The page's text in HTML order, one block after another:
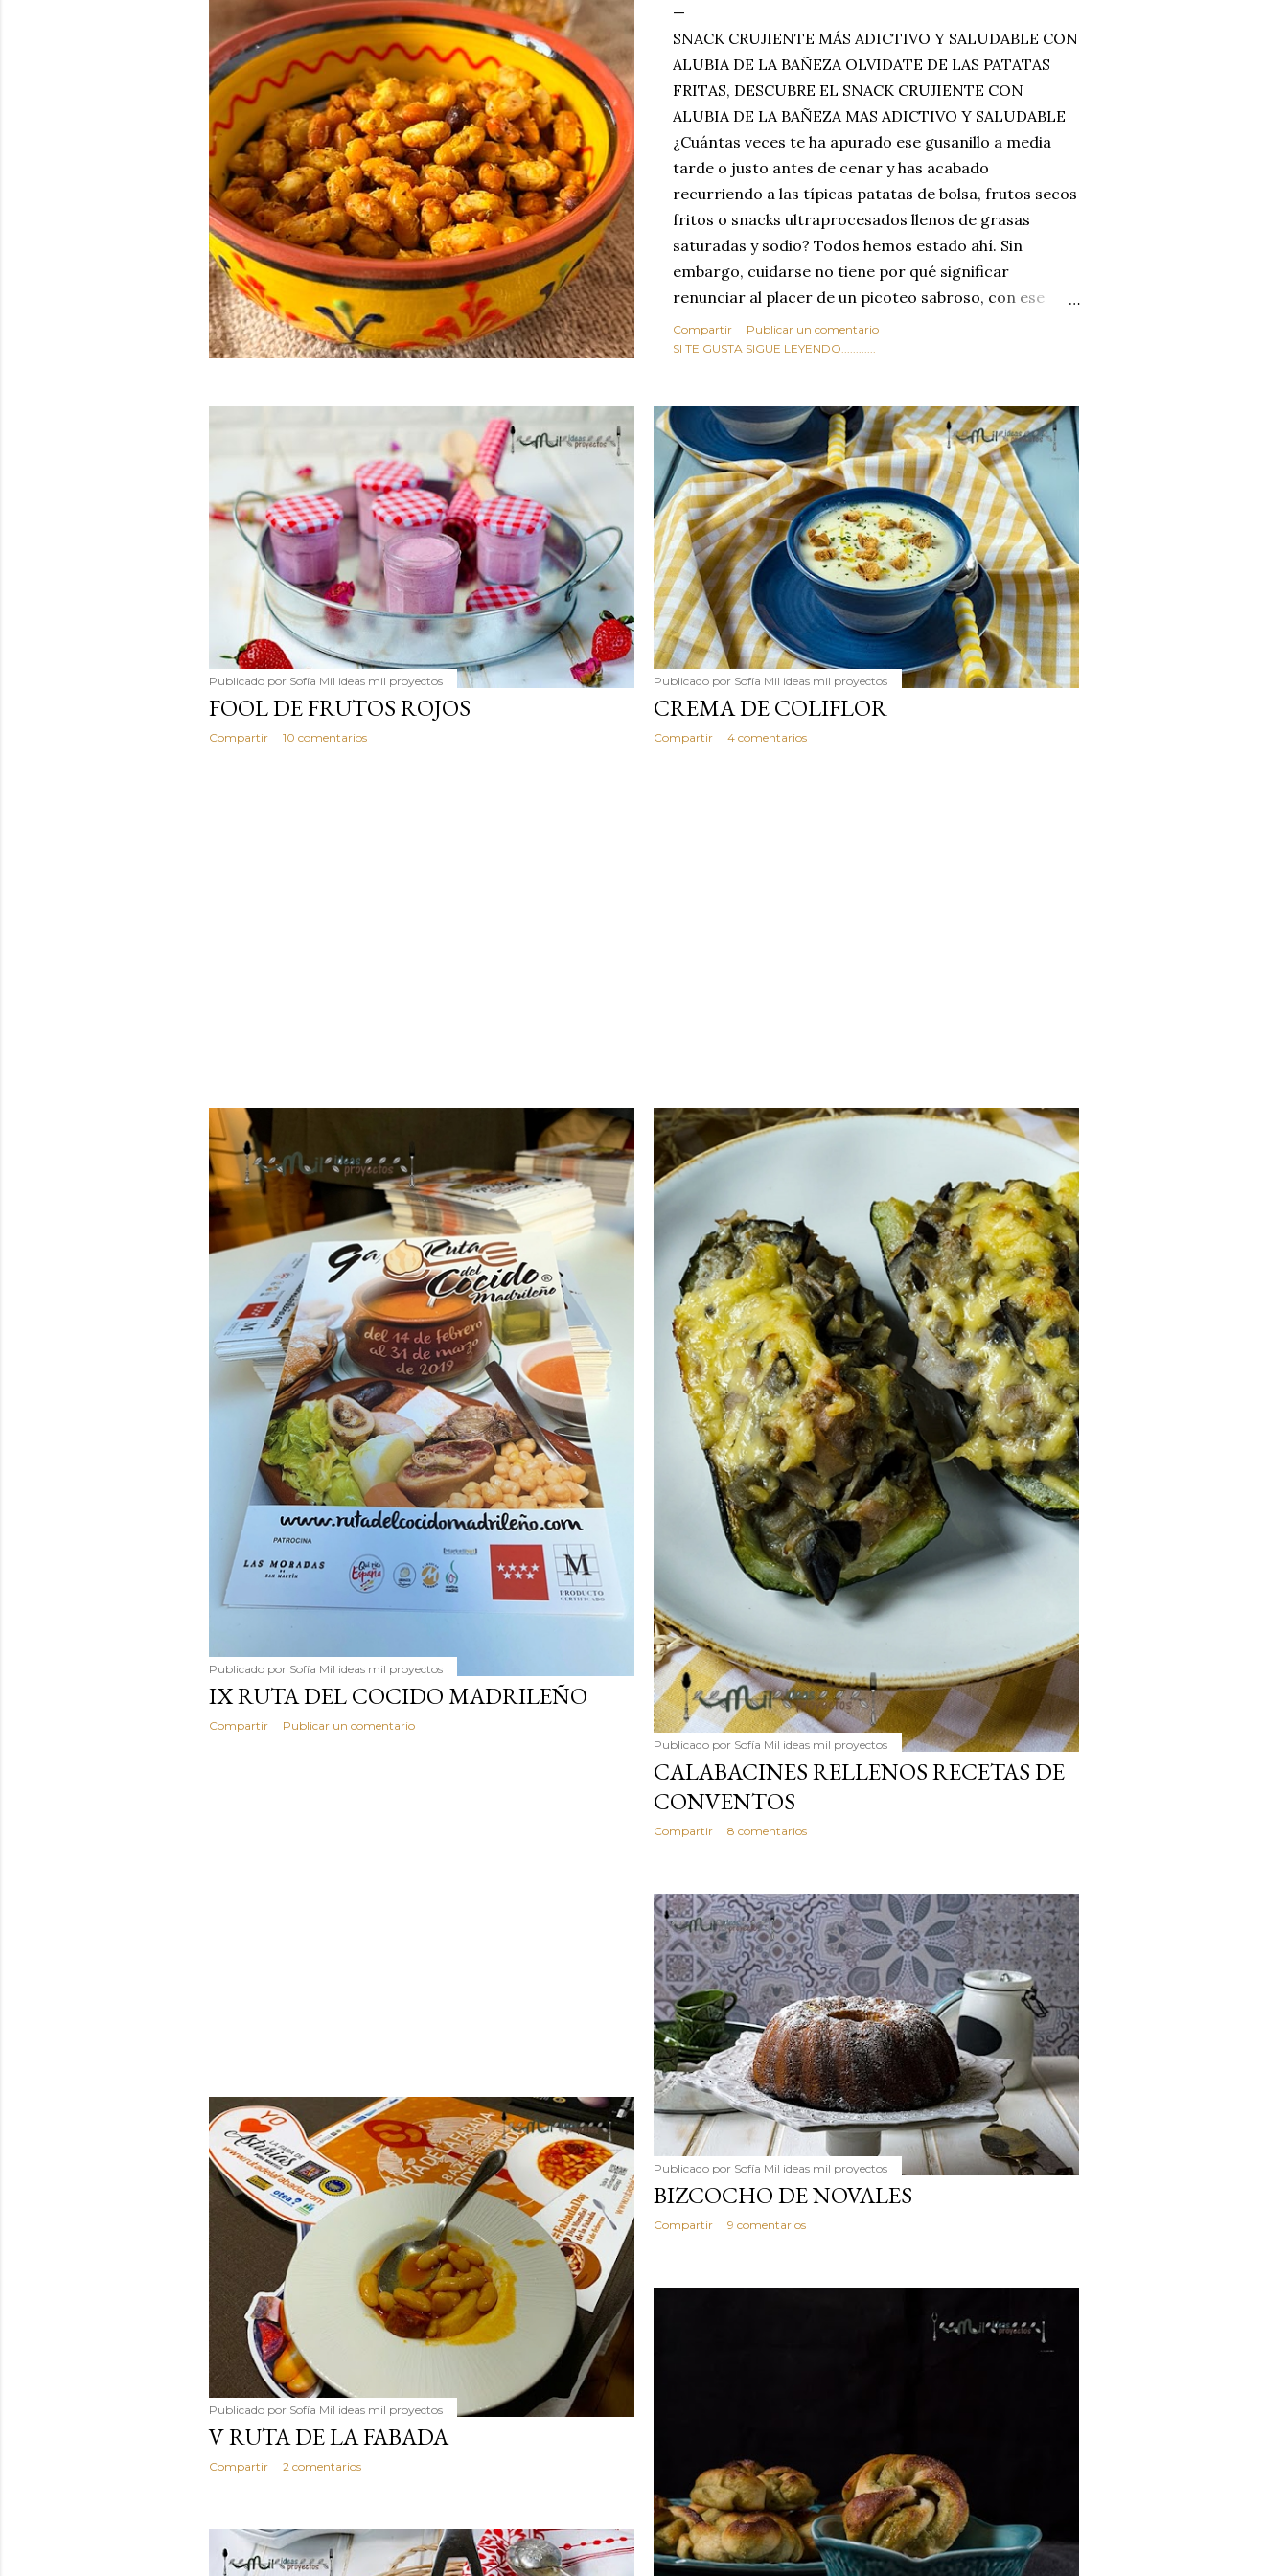
SNACK CRUJIENTE MÁS ADICTIVO Y SALUDABLE CON
ALUBIA DE LA BAÑEZA OLVIDATE DE LAS PATATAS
FRITAS, DESCUBRE EL SNACK CRUJIENTE CON
ALUBIA DE LA BAÑEZA MAS ADICTIVO Y SALUDABLE
¿Cuántas veces te ha apurado ese gusanillo a media
tarde o justo antes de cenar y has acabado
recurriendo a las típicas patatas de bolsa, frutos secos
fritos o snacks ultraprocesados llenos de grasas
saturadas y sodio? Todos hemos estado ahí. Sin
embargo, cuidarse no tiene por qué significar
renunciar al placer de un picoteo sabroso, con ese
toque tostado y crujiente que tanto nos satisface.
Estas alubias crujientes al horno van a cambiar por
tradicionales y copiosos de invierno. Con esta receta
simple pero revolucionaria, transformaremos un
ingrediente tan humilde como la alubia de La Bañeza
en un snack ligero, dorado, cargado de proteína y
100% natural. Es el sustituto perfecto a los frutos se...
Compartir
Publicar un comentario
SI TE GUSTA SIGUE LEYENDO............
Publicado por Sofía Mil ideas mil proyectos
FOOL DE FRUTOS ROJOS
Compartir 10 comentarios
Publicado por Sofía Mil ideas mil proyectos
CREMA DE COLIFLOR
Compartir 4 comentarios
Publicado por Sofía Mil ideas mil proyectos
IX RUTA DEL COCIDO MADRILEÑO
Compartir
Publicar un comentario
Publicado por Sofía Mil ideas mil proyectos
CALABACINES RELLENOS RECETAS DE
CONVENTOS
Compartir 8 comentarios
Publicado por Sofía Mil ideas mil proyectos
BIZCOCHO DE NOVALES
Compartir 9 comentarios
Publicado por Sofía Mil ideas mil proyectos
V RUTA DE LA FABADA
Compartir 2 comentarios